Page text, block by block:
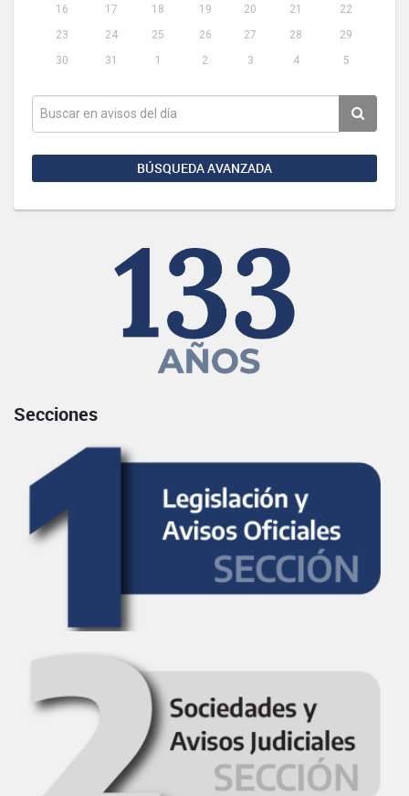
16
17 18 19 20 21
22
23
24 25 26 27 28
29
30
31 1 2 3 4 5
BÚSQUEDA AVANZADA
Secciones